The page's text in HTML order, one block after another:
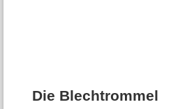
Die Blechtrommel